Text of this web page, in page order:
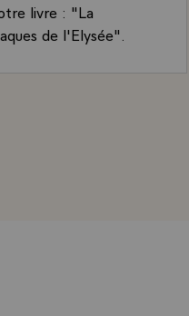
livre : "La
de l'Elysée".
passer le temps : il
ne sait pas s'il
de la vie
fins de semaine où
d'Estaing par M.